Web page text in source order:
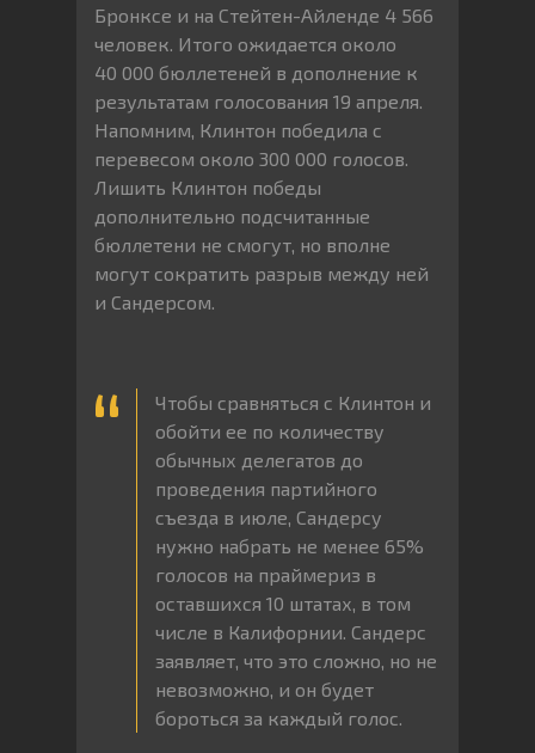
Бронксе и на Стейтен-Айленде 4 566
человек. Итого ожидается около
40 000 бюллетеней в дополнение к
результатам голосования 19 апреля.
Напомним, Клинтон победила с
перевесом около 300 000 голосов.
Лишить Клинтон победы
дополнительно подсчитанные
бюллетени не смогут, но вполне
могут сократить разрыв между ней
и Сандерсом.
Чтобы сравняться с Клинтон и
обойти ее по количеству
обычных делегатов до
проведения партийного
съезда в июле, Сандерсу
нужно набрать не менее 65%
голосов на праймериз в
оставшихся 10 штатах, в том
числе в Калифорнии. Сандерс
заявляет, что это сложно, но не
невозможно, и он будет
бороться за каждый голос.